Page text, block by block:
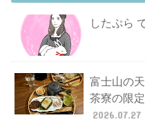
したぷら
富士山の
茶寮の限
2026.07.27